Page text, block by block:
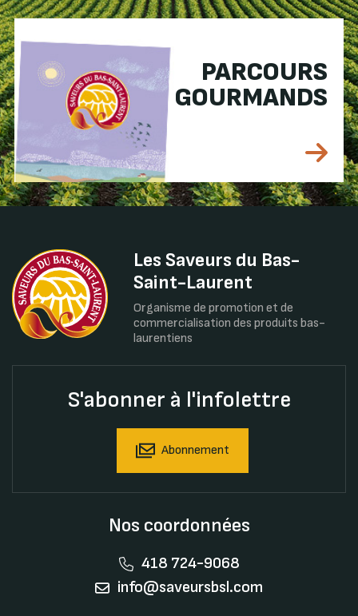
PARCOURS
GOURMANDS
Les Saveurs du Bas-
Saint-Laurent
Organisme de promotion et de
commercialisation des produits bas-
laurentiens
S'abonner à l'infolettre
Abonnement
Nos coordonnées
418 724-9068
info@saveursbsl.com